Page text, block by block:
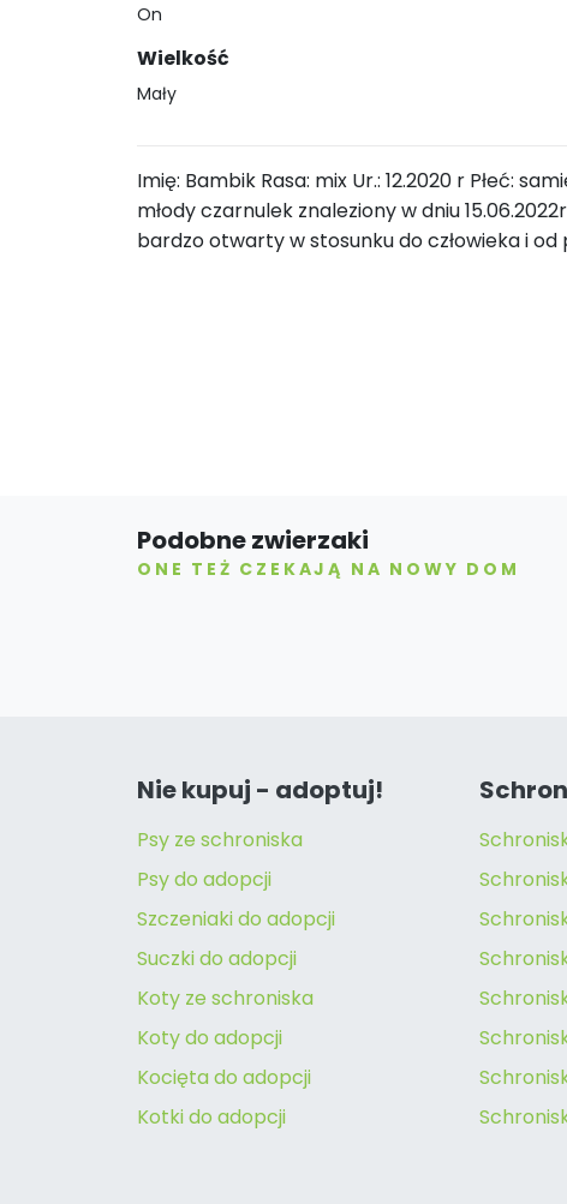
On
Wielkość
Mały
Imię: Bambik Rasa: mix Ur.: 12.2020 r Płeć:
młody czarnulek znaleziony w dniu
bardzo otwarty w stosunku do człowieka i
Podobne zwierzaki
ONE TEŻ CZEKAJĄ NA NOWY DOM
Nie kupuj - adoptuj!
Psy ze schroniska
Psy do adopcji
Szczeniaki do adopcji
Suczki do adopcji
Koty ze schroniska
Koty do adopcji
Kocięta do adopcji
Kotki do adopcji